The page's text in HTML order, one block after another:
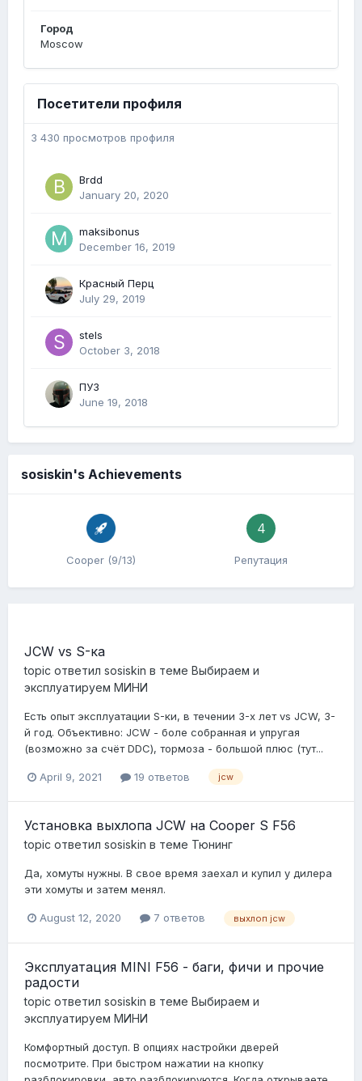
Город
Moscow
Посетители профиля
3 430 просмотров профиля
Brdd
January 20, 2020
maksibonus
December 16, 2019
Красный Перц
July 29, 2019
stels
October 3, 2018
ПУЗ
June 19, 2018
sosiskin's Achievements
Cooper (9/13)
4
Репутация
JCW vs S-ка
topic ответил sosiskin в теме Выбираем и
эксплуатируем МИНИ
Есть опыт эксплуатации S-ки, в течении 3-х лет vs JCW, 3-
й год. Объективно: JCW - боле собранная и упругая
(возможно за счёт DDC), тормоза - большой плюс (тут...
April 9, 2021 19 ответов jcw
Установка выхлопа JCW на Cooper S F56
topic ответил sosiskin в теме Тюнинг
Да, хомуты нужны. В свое время заехал и купил у дилера
эти хомуты и затем менял.
August 12, 2020 7 ответов выхлоп jcw
Эксплуатация MINI F56 - баги, фичи и прочие
радости
topic ответил sosiskin в теме Выбираем и
эксплуатируем МИНИ
Комфортный доступ. В опциях настройки дверей
посмотрите. При быстром нажатии на кнопку